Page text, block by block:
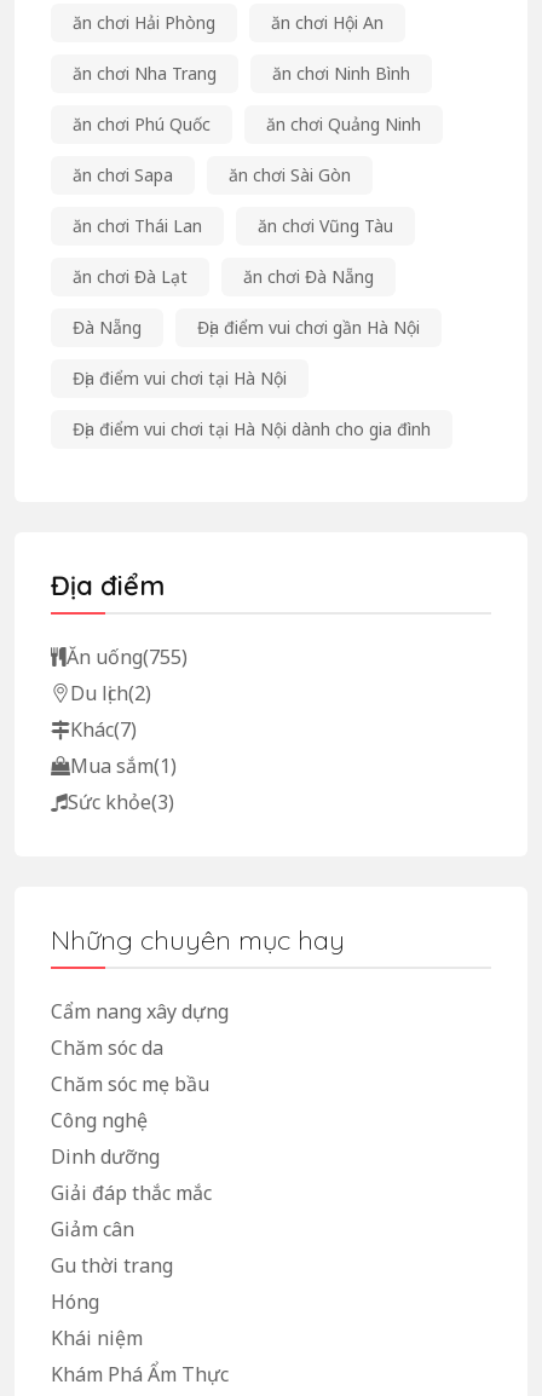
ăn chơi Hải Phòng ăn chơi Hội An
ăn chơi Nha Trang ăn chơi Ninh Bình
ăn chơi Phú Quốc ăn chơi Quảng Ninh
ăn chơi Sapa ăn chơi Sài Gòn
ăn chơi Thái Lan ăn chơi Vũng Tàu
ăn chơi Đà Lạt ăn chơi Đà Nẵng
Đà Nẵng Địa điểm vui chơi gần Hà Nội
Địa điểm vui chơi tại Hà Nội
Địa điểm vui chơi tại Hà Nội dành cho gia đình
Địa điểm
Ăn uống(755)
Du lịch(2)
Khác(7)
Mua sắm(1)
Sức khỏe(3)
Những chuyên mục hay
Cẩm nang xây dựng
Chăm sóc da
Chăm sóc mẹ bầu
Công nghệ
Dinh dưỡng
Giải đáp thắc mắc
Giảm cân
Gu thời trang
Hóng
Khái niệm
Khám Phá Ẩm Thực